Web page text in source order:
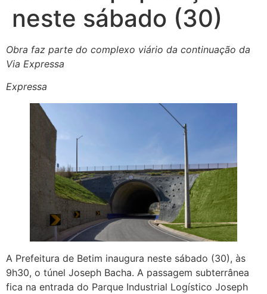
neste sábado (30)
Obra faz parte do complexo viário da continuação da
Via Expressa
Expressa
A Prefeitura de Betim inaugura neste sábado (30), às
9h30, o túnel Joseph Bacha. A passagem subterrânea
fica na entrada do Parque Industrial Logístico Joseph